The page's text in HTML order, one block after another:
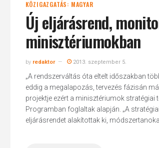
KÖZIGAZGATÁS: MAGYAR
Új eljárásrend,
minisztériumokban
by redaktor 2013. szeptember 5.
„A rendszerváltás óta eltelt időszakban
eddig a megalapozás, tervezés fázisán
projektje ezért a minisztériumok stratégiai
Programban foglaltak alapján. „A
eljárásrendet alakítottak ki,